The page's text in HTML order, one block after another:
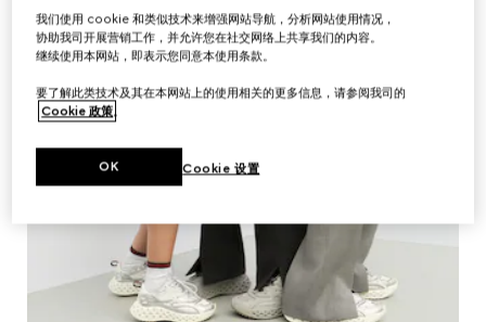
我们使用 cookie 和类似技术来增强网站导航，分析网站使用情况，
协助我司开展营销工作，并允许您在社交网络上共享我们的内容。
继续使用本网站，即表示您同意本使用条款。
要了解此类技术及其在本网站上的使用相关的更多信息，请参阅我司的
Cookie 政策。
Cookie 设置
OK